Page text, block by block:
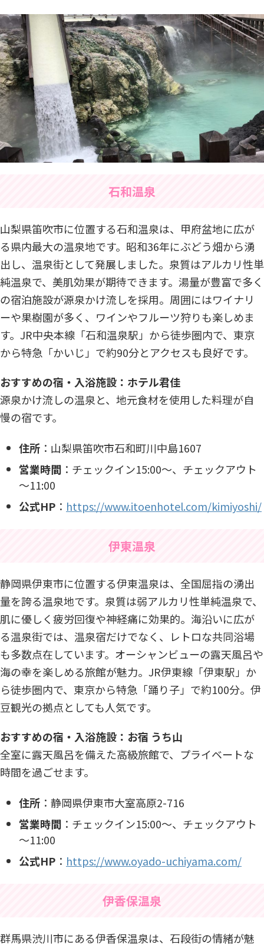
石和温泉
山梨県笛吹市に位置する石和温泉は、甲府盆地に広が
る県内最大の温泉地です。昭和36年にぶどう畑から湧
出し、温泉街として発展しました。泉質はアルカリ性単
純温泉で、美肌効果が期待できます。湯量が豊富で多く
の宿泊施設が源泉かけ流しを採用。周囲にはワイナリ
ーや果樹園が多く、ワインやフルーツ狩りも楽しめま
す。JR中央本線「石和温泉駅」から徒歩圏内で、東京
から特急「かいじ」で約90分とアクセスも良好です。
おすすめの宿・入浴施設：ホテル君佳
源泉かけ流しの温泉と、地元食材を使用した料理が自
慢の宿です。​
住所 ：​山梨県笛吹市石和町川中島1607​
営業時間 ：​チェックイン15:00～、チェックアウト
～11:00​
公式HP ： https://www.itoenhotel.com/kimiyoshi/
伊東温泉
静岡県伊東市に位置する伊東温泉は、全国屈指の湧出
量を誇る温泉地です。泉質は弱アルカリ性単純温泉で、
肌に優しく疲労回復や神経痛に効果的。海沿いに広が
る温泉街では、温泉宿だけでなく、レトロな共同浴場
も多数点在しています。オーシャンビューの露天風呂や
海の幸を楽しめる旅館が魅力。JR伊東線「伊東駅」か
ら徒歩圏内で、東京から特急「踊り子」で約100分。伊
豆観光の拠点としても人気です。
おすすめの宿・入浴施設：お宿 うち山
全室に露天風呂を備えた高級旅館で、プライベートな
時間を過ごせます。​
住所 ：​静岡県伊東市大室高原2-716​
営業時間 ：​チェックイン15:00～、チェックアウト
～11:00​
公式HP ： https://www.oyado-uchiyama.com/
伊香保温泉
群馬県渋川市にある伊香保温泉は、石段街の情緒が魅